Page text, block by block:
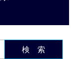
検 索